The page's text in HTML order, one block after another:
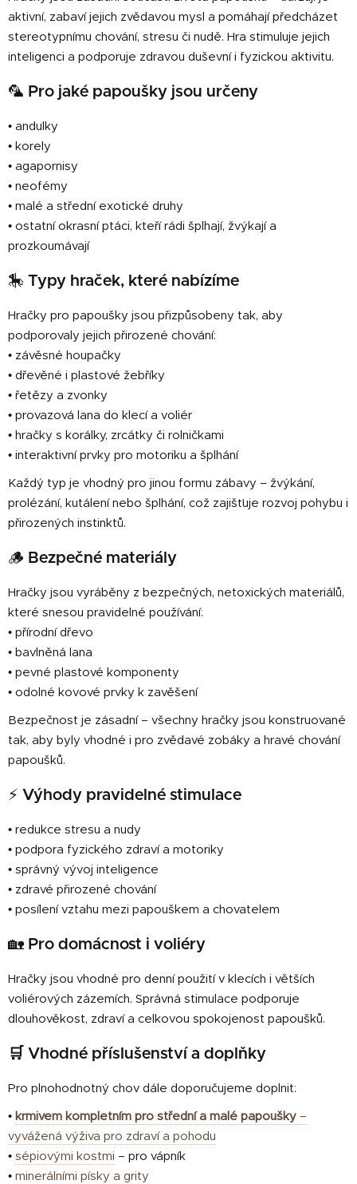
í
p
r
v
y
aktivní, zabaví jejich zvědavou mysl a pomáhají předcházet
stereotypnímu chování, stresu či nudě. Hra stimuluje jejich
inteligenci a podporuje zdravou duševní i fyzickou aktivitu.
🦜 Pro jaké papoušky jsou určeny
• andulky
• korely
• agapornisy
• neofémy
• malé a střední exotické druhy
• ostatní okrasní ptáci, kteří rádi šplhají, žvýkají a
prozkoumávají
🎠 Typy hraček, které nabízíme
Hračky pro papoušky jsou přizpůsobeny tak, aby
podporovaly jejich přirozené chování:
• závěsné houpačky
• dřevěné i plastové žebříky
• řetězy a zvonky
• provazová lana do klecí a voliér
• hračky s korálky, zrcátky či rolničkami
• interaktivní prvky pro motoriku a šplhání
Každý typ je vhodný pro jinou formu zábavy – žvýkání,
prolézání, kutálení nebo šplhání, což zajišťuje rozvoj pohybu i
přirozených instinktů.
🪵 Bezpečné materiály
Hračky jsou vyráběny z bezpečných, netoxických materiálů,
které snesou pravidelné používání:
• přírodní dřevo
• bavlněná lana
• pevné plastové komponenty
• odolné kovové prvky k zavěšení
Bezpečnost je zásadní – všechny hračky jsou konstruované
tak, aby byly vhodné i pro zvědavé zobáky a hravé chování
papoušků.
⚡ Výhody pravidelné stimulace
• redukce stresu a nudy
• podpora fyzického zdraví a motoriky
• správný vývoj inteligence
• zdravé přirozené chování
• posílení vztahu mezi papouškem a chovatelem
🏡 Pro domácnost i voliéry
Hračky jsou vhodné pro denní použití v klecích i větších
voliérových zázemích. Správná stimulace podporuje
dlouhověkost, zdraví a celkovou spokojenost papoušků.
🛒 Vhodné příslušenství a doplňky
Pro plnohodnotný chov dále doporučujeme doplnit:
• krmivem kompletním pro střední a malé papoušky –
vyvážená výživa pro zdraví a pohodu
• sépiovými kostmi – pro vápník
• minerálními písky a grity